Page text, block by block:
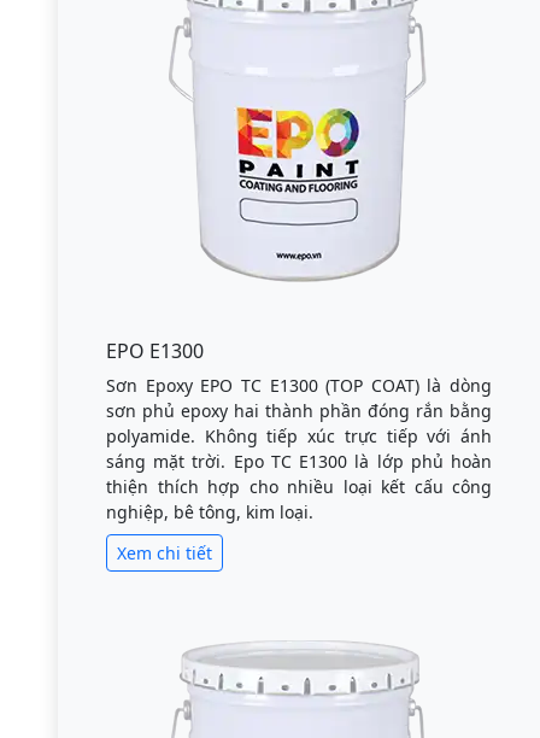
EPO E1300
Sơn Epoxy EPO TC E1300 (TOP COAT) là dòng
sơn phủ epoxy hai thành phần đóng rắn bằng
polyamide. Không tiếp xúc trực tiếp với ánh
sáng mặt trời. Epo TC E1300 là lớp phủ hoàn
thiện thích hợp cho nhiều loại kết cấu công
nghiệp, bê tông, kim loại.
Xem chi tiết